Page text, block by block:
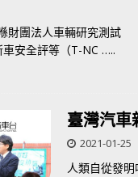
財團法人車輛研究測試
安全評等（T-NC …..
臺灣汽車
2021-01-25
人類自從發